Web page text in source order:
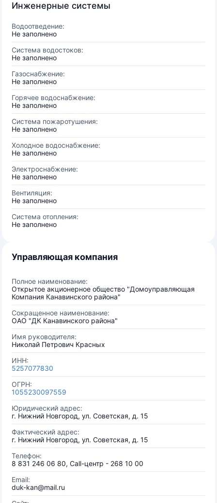
Инженерные системы
Водоотведение:
Не заполнено
Система водостоков:
Не заполнено
Газоснабжение:
Не заполнено
Горячее водоснабжение:
Не заполнено
Система пожаротушения:
Не заполнено
Холодное водоснабжение:
Не заполнено
Электроснабжение:
Не заполнено
Вентиляция:
Не заполнено
Система отопления:
Не заполнено
Управляющая компания
Полное наименование:
Открытое акционерное общество "Домоуправляющая
Компания Канавинского района"
Сокращенное наименование:
ОАО "ДК Канавинского района"
Имя руководителя:
Николай Петрович Красных
ИНН:
5257077830
ОГРН:
1055230097559
Юридический адрес:
г. Нижний Новгород, ул. Советская, д. 15
Фактический адрес:
г. Нижний Новгород, ул. Советская, д. 15
Телефон:
8 831 246 06 80, Call-центр - 268 10 00
Email:
duk-kan@mail.ru